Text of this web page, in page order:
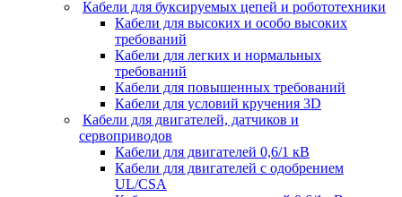
Кабели для буксируемых цепей и робототехники
Кабели для высоких и особо высоких
требований
Кабели для легких и нормальных
требований
Кабели для повышенных требований
Кабели для условий кручения 3D
Кабели для двигателей, датчиков и
сервоприводов
Кабели для двигателей 0,6/1 кВ
Кабели для двигателей с одобрением
UL/CSA